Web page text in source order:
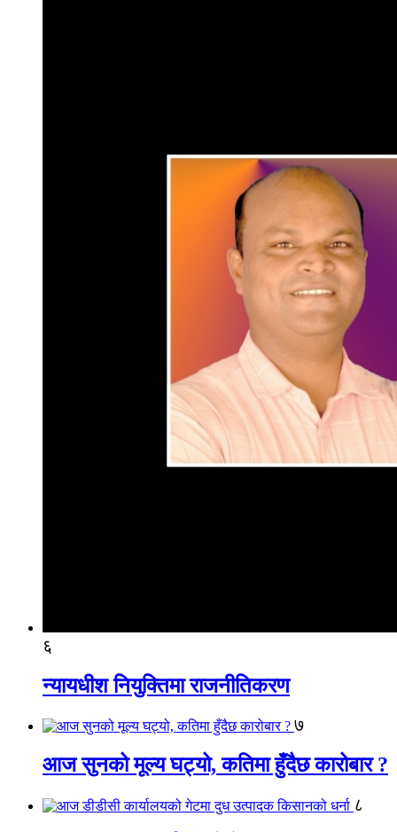
६
न्यायधीश नियुक्तिमा राजनीतिकरण
७
आज सुनको मूल्य घट्यो, कतिमा हुँदैछ कारोबार ?
८